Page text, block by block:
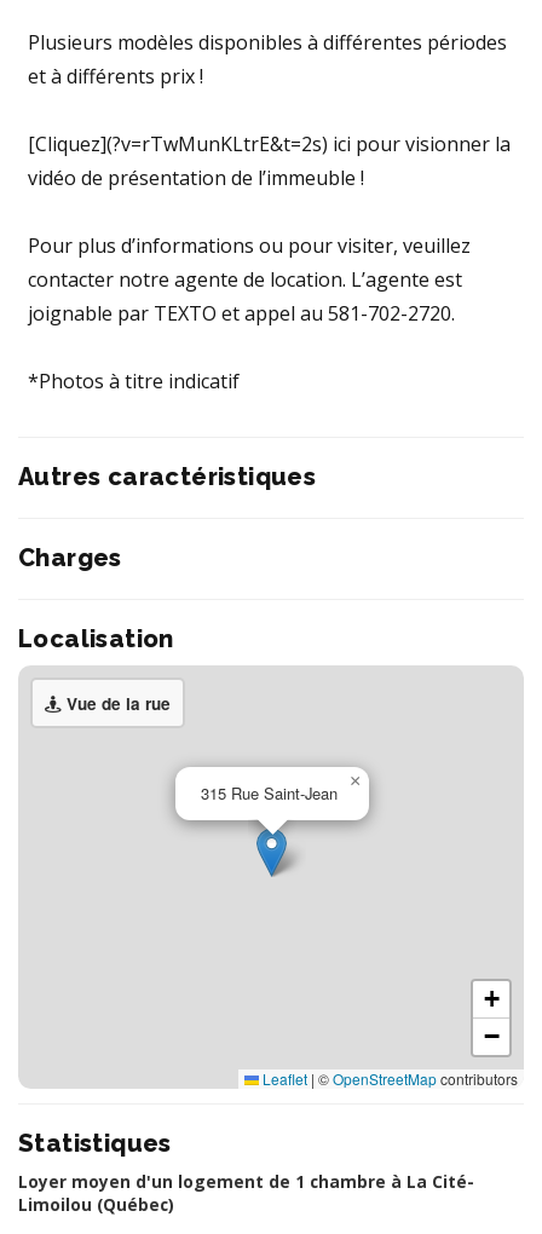
Plusieurs modèles disponibles à différentes périodes
et à différents prix !
[Cliquez](?v=rTwMunKLtrE&t=2s) ici pour visionner la
vidéo de présentation de l’immeuble !
Pour plus d’informations ou pour visiter, veuillez
contacter notre agente de location. L’agente est
joignable par TEXTO et appel au 581-702-2720.
*Photos à titre indicatif
Autres caractéristiques
Charges
Localisation
Vue de la rue
315 Rue Saint-Jean
×
+
−
Leaflet | ©OpenStreetMapcontributors
Statistiques
Loyer moyen d'un logement de 1 chambre à La Cité-
Limoilou (Québec)